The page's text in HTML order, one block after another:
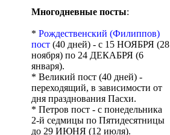
Многодневные посты:
* Рождественский (Филиппов)
пост (40 дней) - с 15 НОЯБРЯ (28
ноября) по 24 ДЕКАБРЯ (6
января).
* Великий пост (40 дней) -
переходящий, в зависимости от
дня празднования Пасхи.
* Петров пост - с понедельника
2-й седмицы по Пятидесятницы
до 29 ИЮНЯ (12 июля).